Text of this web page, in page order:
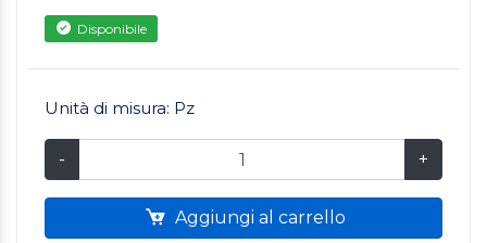
Disponibile
Unità di misura: Pz
- +
Aggiungi al carrello